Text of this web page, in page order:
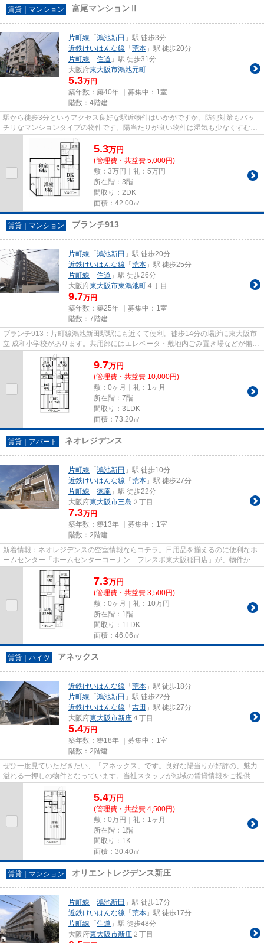
賃貸｜マンション 富尾マンションⅡ
片町線 「 鴻池新田 」駅 徒歩3分
近鉄けいはんな線 「 荒本 」駅 徒歩20分
片町線 「 住道 」駅 徒歩31分
大阪府東大阪市鴻池元町
5.3万円
築年数：築40年 ｜募集中： 1室
階数：4階建
駅から徒歩3分というアクセス良好な駅近物件はいかがですか。防犯対策もバッ
チリなマンションタイプの物件です。陽当たりが良い物件は湿気も少なくすむの
で清潔さを保てます。東大阪市...
5.3万円
(管理費・共益費 5,000円)
敷：3万円｜礼：5万円
所在階：3階
間取り：2DK
面積：42.00㎡
賃貸｜マンション ブランチ913
片町線 「 鴻池新田 」駅 徒歩20分
近鉄けいはんな線 「 荒本 」駅 徒歩25分
片町線 「 住道 」駅 徒歩26分
大阪府東大阪市東鴻池町 ４丁目
9.7万円
築年数：築25年 ｜募集中： 1室
階数：7階建
ブランチ913：片町線鴻池新田駅駅にも近くて便利。徒歩14分の場所に東大阪市
立 成和小学校があります。共用部にはエレベータ・敷地内ごみ置き場などが備わ
っておりとても充実していま...
9.7万円
(管理費・共益費 10,000円)
敷：0ヶ月｜礼：1ヶ月
所在階：7階
間取り：3LDK
面積：73.20㎡
賃貸｜アパート ネオレジデンス
片町線 「 鴻池新田 」駅 徒歩10分
近鉄けいはんな線 「 荒本 」駅 徒歩27分
片町線 「 徳庵 」駅 徒歩22分
大阪府東大阪市三島 ２丁目
7.3万円
築年数：築13年 ｜募集中： 1室
階数：2階建
新着情報：ネオレジデンスの空室情報ならコチラ。日用品を揃えるのに便利なホ
ームセンター「ホームセンターコーナン フレスポ東大阪稲田店」が、物件から
209mのところにあります。こ...
7.3万円
(管理費・共益費 3,500円)
敷：0ヶ月｜礼：10万円
所在階：1階
間取り：1LDK
面積：46.06㎡
賃貸｜ハイツ アネックス
近鉄けいはんな線 「 荒本 」駅 徒歩18分
片町線 「 鴻池新田 」駅 徒歩22分
近鉄けいはんな線 「 吉田 」駅 徒歩27分
大阪府東大阪市新庄 ４丁目
5.4万円
築年数：築18年 ｜募集中： 1室
階数：2階建
ぜひ一度見ていただきたい、「アネックス」です。良好な陽当りが好評の、魅力
溢れる一押しの物件となっています。当社スタッフが地域の賃貸情報をご提供い
たします。お客様のこだわり...
5.4万円
(管理費・共益費 4,500円)
敷：0万円｜礼：1ヶ月
所在階：1階
間取り：1K
面積：30.40㎡
賃貸｜マンション オリエントレジデンス新庄
片町線 「 鴻池新田 」駅 徒歩17分
近鉄けいはんな線 「 荒本 」駅 徒歩17分
片町線 「 住道 」駅 徒歩48分
大阪府東大阪市新庄 ２丁目